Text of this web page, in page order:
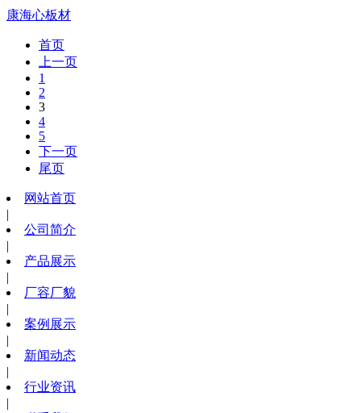
康海心板材
首页
上一页
1
2
3
4
5
下一页
尾页
网站首页
|
公司简介
|
产品展示
|
厂容厂貌
|
案例展示
|
新闻动态
|
行业资讯
|